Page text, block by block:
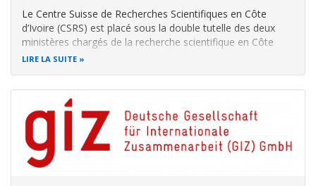
Le Centre Suisse de Recherches Scientifiques en Côte
d’Ivoire (CSRS) est placé sous la double tutelle des deux
ministères chargés de la recherche scientifique en Côte
d’Ivoire et en Suisse, co-signataires d’une convention de
En Suisse,la tutelle est
LIRE LA SUITE